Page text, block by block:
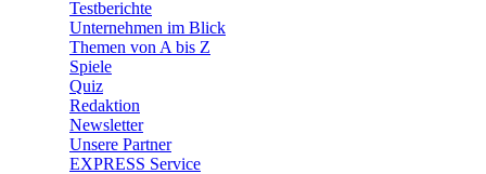
Testberichte
Unternehmen im Blick
Themen von A bis Z
Spiele
Quiz
Redaktion
Newsletter
Unsere Partner
EXPRESS Service